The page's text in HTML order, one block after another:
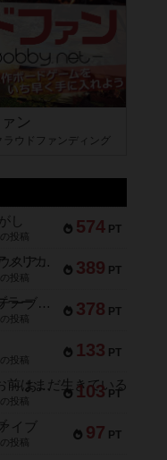
ン
ウドファンディング
574 PT
し
投稿
389 PT
リワイルド：サウスアメリカ
投稿
378 PT
アンダー・ザ・テーブラー
投稿
133 PT
投稿
103 PT
セミファイナル ～お前はまだ生きている～
投稿
97 PT
イブ
投稿